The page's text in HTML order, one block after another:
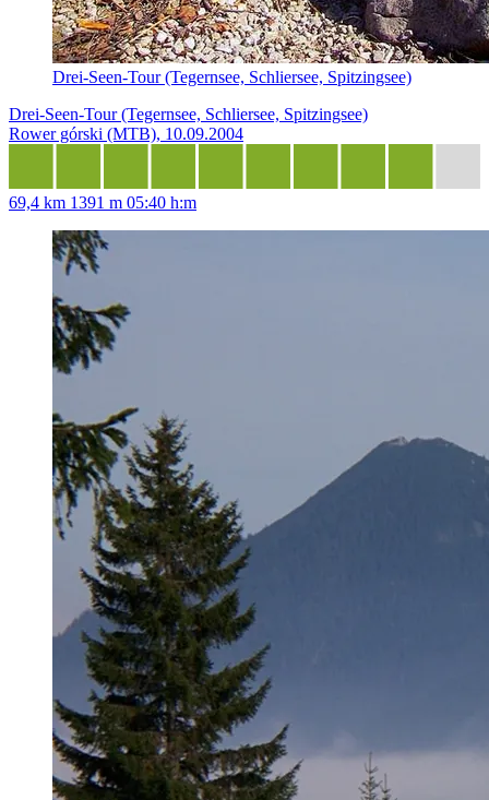
Drei-Seen-Tour (Tegernsee, Schliersee, Spitzingsee)
Drei-Seen-Tour (Tegernsee, Schliersee, Spitzingsee)
Rower górski (MTB), 10.09.2004
69,4 km 1391 m 05:40 h:m